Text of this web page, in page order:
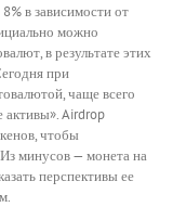
в зависимости от
можно
в результате этих
при
чаще всего
Airdrop
чтобы
минусов — монета на
перспективы ее